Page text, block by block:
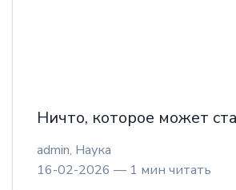
admin, Наука
16-02-2026 — 1 мин читать